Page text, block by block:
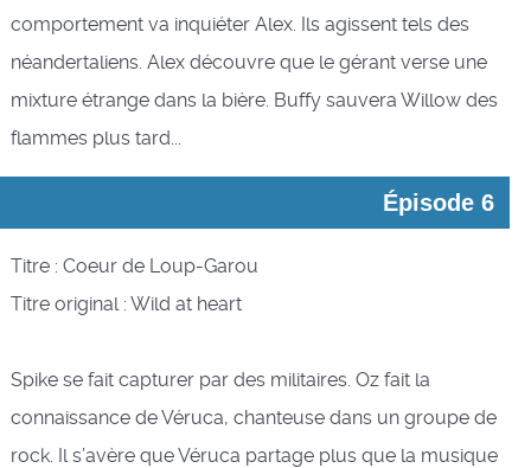
comportement va inquiéter Alex. Ils agissent tels des
néandertaliens. Alex découvre que le gérant verse une
mixture étrange dans la bière. Buffy sauvera Willow des
flammes plus tard...
Épisode 6
Titre : Coeur de Loup-Garou
Titre original : Wild at heart
Spike se fait capturer par des militaires. Oz fait la
connaissance de Véruca, chanteuse dans un groupe de
rock. Il s’avère que Véruca partage plus que la musique